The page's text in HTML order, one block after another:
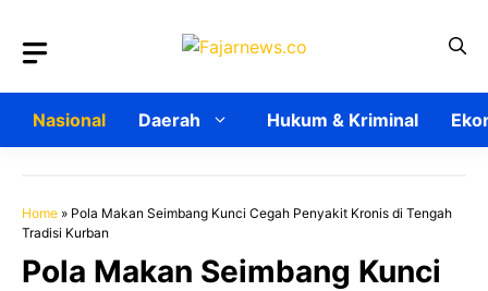
Nasional Daerah Hukum & Kriminal
Home » Pola Makan Seimbang Kunci Cegah Penyakit Kronis di Tengah
Tradisi Kurban
Pola Makan Seimbang Kunci